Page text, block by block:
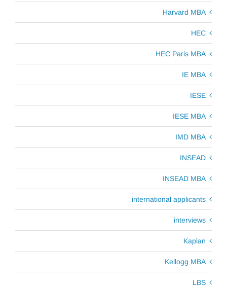
Harvard MBA
HEC
HEC Paris MBA
IE MBA
IESE
IESE MBA
IMD MBA
INSEAD
INSEAD MBA
international applicants
interviews
Kaplan
Kellogg MBA
LBS